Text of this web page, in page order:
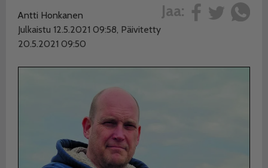
Jaa:
Antti Honkanen
Julkaistu 12.5.2021 09:58, Päivitetty
20.5.2021 09:50